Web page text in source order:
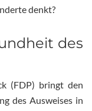
denkt?
des
(FDP) bringt den
des Ausweises in